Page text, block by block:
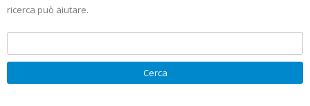
ricerca può aiutare.